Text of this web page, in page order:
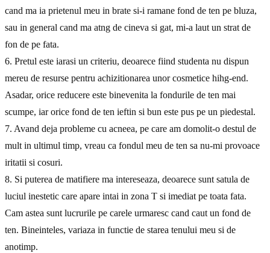
cand ma ia prietenul meu in brate si-i ramane fond de ten pe bluza,
sau in general cand ma atng de cineva si gat, mi-a laut un strat de
fon de pe fata.
6. Pretul este iarasi un criteriu, deoarece fiind studenta nu dispun
mereu de resurse pentru achizitionarea unor cosmetice hihg-end.
Asadar, orice reducere este binevenita la fondurile de ten mai
scumpe, iar orice fond de ten ieftin si bun este pus pe un piedestal.
7. Avand deja probleme cu acneea, pe care am domolit-o destul de
mult in ultimul timp, vreau ca fondul meu de ten sa nu-mi provoace
iritatii si cosuri.
8. Si puterea de matifiere ma intereseaza, deoarece sunt satula de
luciul inestetic care apare intai in zona T si imediat pe toata fata.
Cam astea sunt lucrurile pe carele urmaresc cand caut un fond de
ten. Bineinteles, variaza in functie de starea tenului meu si de
anotimp.